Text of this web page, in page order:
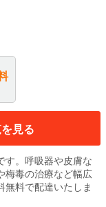
見る
す。呼吸器や皮膚な
梅毒の治療など幅広
無料で配達いたしま